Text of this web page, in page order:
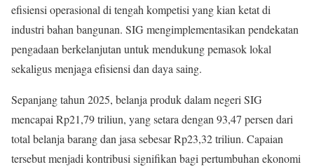
efisiensi operasional di tengah kompetisi yang kian ketat di
industri bahan bangunan. SIG mengimplementasikan pendekatan
pengadaan berkelanjutan untuk mendukung pemasok lokal
sekaligus menjaga efisiensi dan daya saing.
Sepanjang tahun 2025, belanja produk dalam negeri SIG
mencapai Rp21,79 triliun, yang setara dengan 93,47 persen dari
total belanja barang dan jasa sebesar Rp23,32 triliun. Capaian
tersebut menjadi kontribusi signifikan bagi pertumbuhan ekonomi